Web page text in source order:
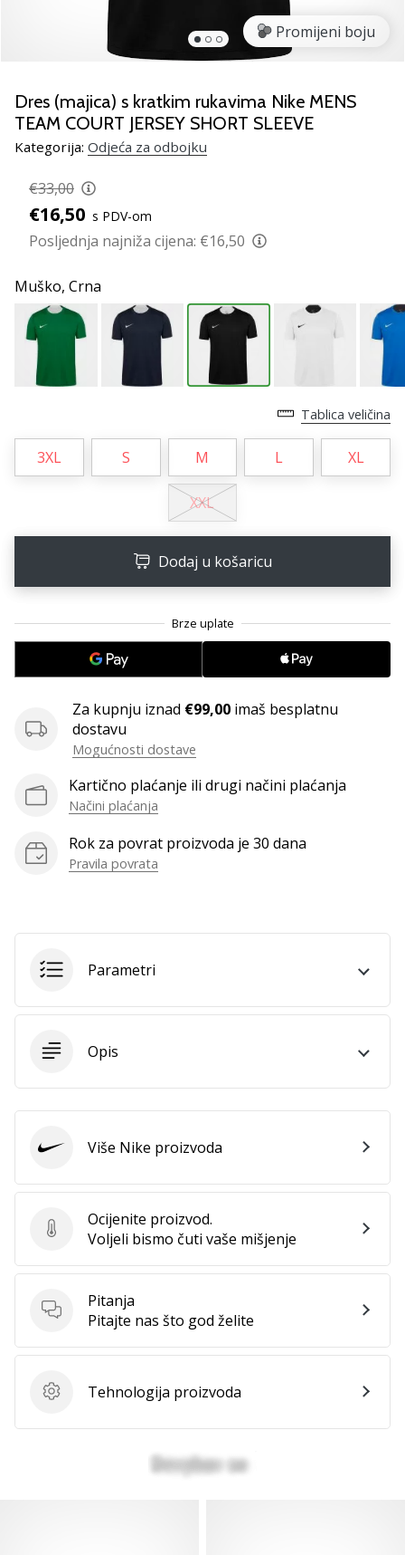
odbojku!
Pogledajte
naš
vodič
odaberite
obuću,
odjeću
najboljih
marki
na
tržištu.
1 min. čitanja
Postani
brenda
odbojku
nas?
se
ambasador.
Prikaži
Promijeni boju
Dres (majica) s kratkim rukavima Nike MENS
TEAM COURT JERSEY SHORT SLEEVE
Kategorija: Odjeća za odbojku
€33,00
€16,50 s PDV-om
Posljednja najniža cijena: €16,50
Muško, Crna
Tablica veličina
3XL S M L XL
XXL
Dodaj u košaricu
Za kupnju iznad €99,00 imaš besplatnu
dostavu
Mogućnosti dostave
Kartično plaćanje ili drugi načini plaćanja
Načini plaćanja
Rok za povrat proizvoda je 30 dana
Pravila povrata
Parametri
Opis
Ocijenite proizvod.
Ocijenite proizvod.
Voljeli bismo čuti vaše mišjenje
Pitanja
Pitanja
Pitajte nas što god želite
Tehnologija proizvoda
Tehnologija proizvoda
Nike Više Nike proizvoda